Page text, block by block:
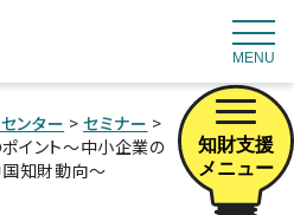
MENU
知財支援
メニュー
ンター >セミナー >
イント～中小企業の
知財動向～